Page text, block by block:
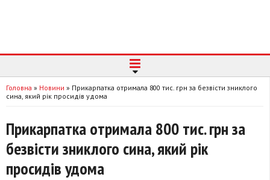
Головна » Новини » Прикарпатка отримала 800 тис. грн за безвісти зниклого
сина, який рік просидів удома
Прикарпатка отримала 800 тис. грн за
безвісти зниклого сина, який рік
просидів удома